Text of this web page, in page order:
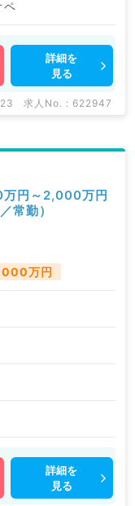
ペ
詳細を
見る
求人No. : 622947
万円～2,000万円
常勤）
万円
詳細を
見る